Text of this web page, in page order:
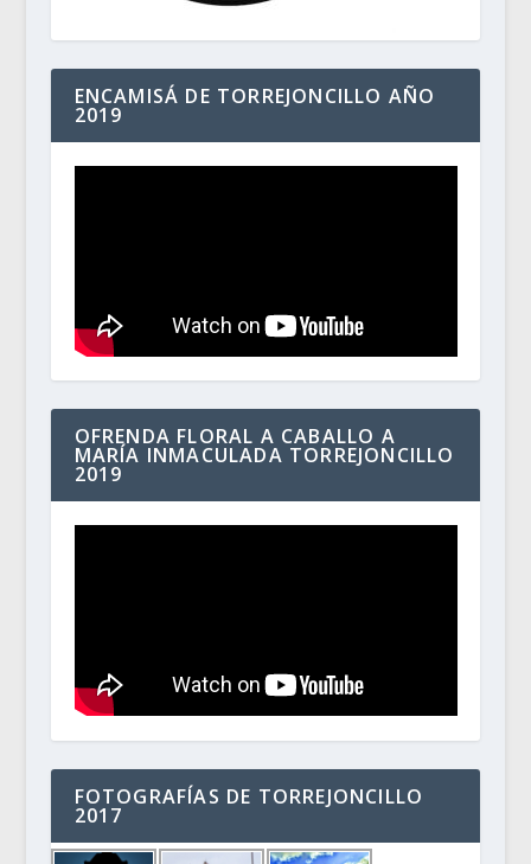
ENCAMISÁ DE TORREJONCILLO AÑO
2019
OFRENDA FLORAL A CABALLO A
MARÍA INMACULADA TORREJONCILLO
2019
FOTOGRAFÍAS DE TORREJONCILLO
2017